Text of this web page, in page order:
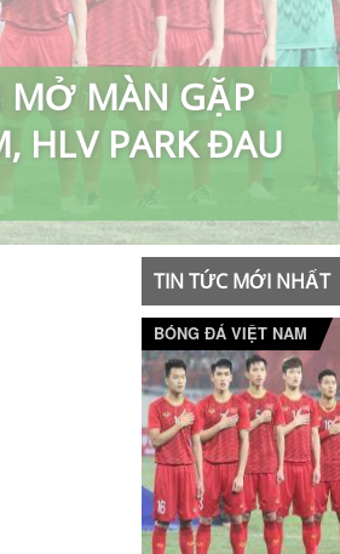
MỞ MÀN GẶP
HLV PARK ĐAU
TIN TỨC MỚI NHẤT
BÓNG ĐÁ VIỆT NAM